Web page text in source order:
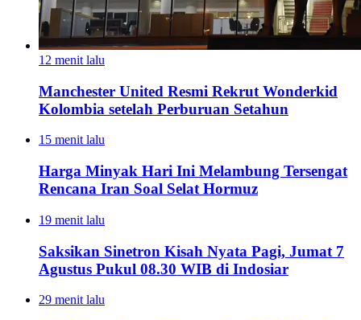
12 menit lalu
Manchester United Resmi Rekrut Wonderkid
Kolombia setelah Perburuan Setahun
15 menit lalu
Harga Minyak Hari Ini Melambung Tersengat
Rencana Iran Soal Selat Hormuz
19 menit lalu
Saksikan Sinetron Kisah Nyata Pagi, Jumat 7
Agustus Pukul 08.30 WIB di Indosiar
29 menit lalu